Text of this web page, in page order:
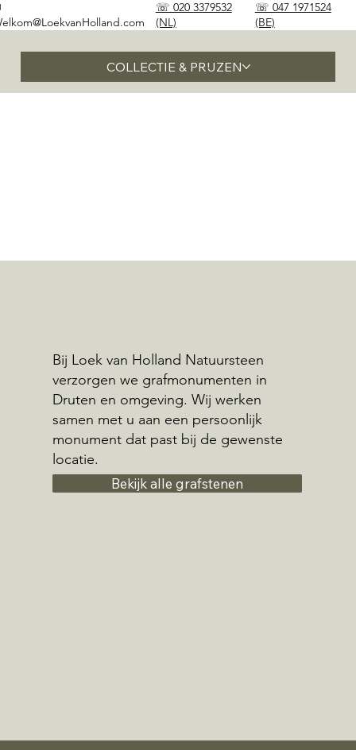
COLLECTIE & PRIJZEN
☏ 020 3379532
(NL)
☏ 047 1971524
(BE)
Bij Loek van Holland Natuursteen
verzorgen we grafmonumenten in
Druten en omgeving. Wij werken
samen met u aan een persoonlijk
monument dat past bij de gewenste
locatie.
Bekijk alle grafstenen